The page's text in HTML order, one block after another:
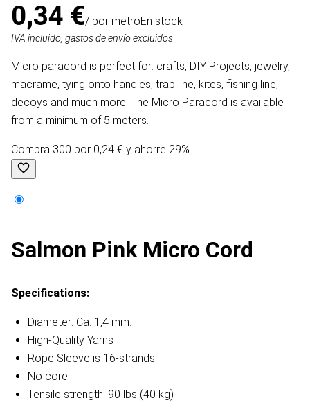
0,34 €/ por metroEn stock
IVA incluido, gastos de envío excluidos
Micro paracord is perfect for: crafts, DIY Projects, jewelry,
macrame, tying onto handles, trap line, kites, fishing line,
decoys and much more! The Micro Paracord is available
from a minimum of 5 meters.
Compra 300 por 0,24 € y ahorre 29%
Salmon Pink Micro Cord
Specifications:
Diameter: Ca. 1,4 mm.
High-Quality Yarns
Rope Sleeve is 16-strands
No core
Tensile strength: 90 lbs (40 kg)